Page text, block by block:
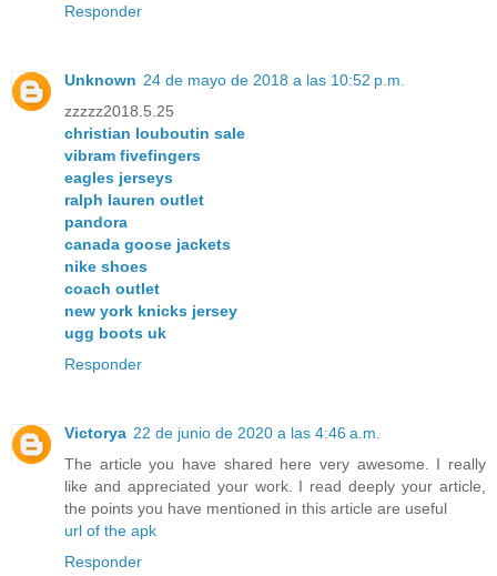
Responder
Unknown 24 de mayo de 2018 a las 10:52 p.m.
zzzzz2018.5.25
christian louboutin sale
vibram fivefingers
eagles jerseys
ralph lauren outlet
pandora
canada goose jackets
nike shoes
coach outlet
new york knicks jersey
ugg boots uk
Responder
Victorya 22 de junio de 2020 a las 4:46 a.m.
The article you have shared here very awesome. I really
like and appreciated your work. I read deeply your article,
the points you have mentioned in this article are useful
url of the apk
Responder